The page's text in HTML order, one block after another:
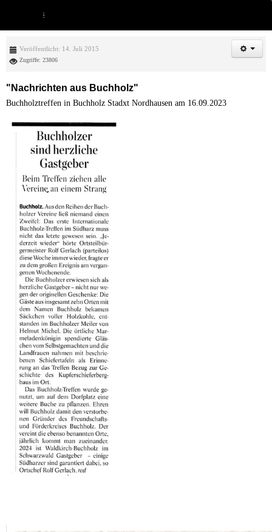
Veröffentlicht: 14. Juli 2015
Zugriffe: 23806
"Nachrichten aus Buchholz"
Buchholztreffen in Buchholz Stadxt Nordhausen am 16.09.2023